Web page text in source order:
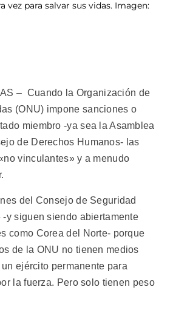
vez para salvar sus vidas. Imagen:
– Cuando la Organización de
(ONU) impone sanciones o
miembro -ya sea la Asamblea
de Derechos Humanos- las
vinculantes» y a menudo
del Consejo de Seguridad
y siguen siendo abiertamente
como Corea del Norte- porque
de la ONU no tienen medios
ejército permanente para
la fuerza. Pero solo tienen peso